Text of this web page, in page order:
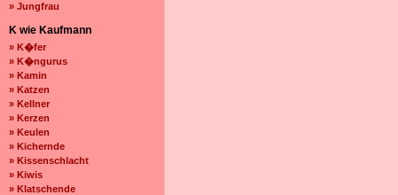
» Jungfrau
K wie Kaufmann
» K�fer
» K�ngurus
» Kamin
» Katzen
» Kellner
» Kerzen
» Keulen
» Kichernde
» Kissenschlacht
» Kiwis
» Klatschende